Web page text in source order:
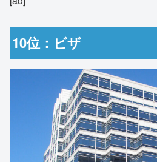
10位：ビザ